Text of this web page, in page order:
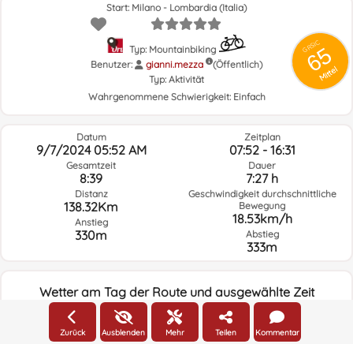
GRSIC
65
Mittel
Start: Milano - Lombardia (Italia)
Typ: Mountainbiking
Benutzer:
gianni.mezza
(Öffentlich)
Typ: Aktivität
Wahrgenommene Schwierigkeit: Einfach
Datum
9/7/2024 05:52 AM
Gesamtzeit
8:39
Distanz
138.32Km
Anstieg
330m
Zeitplan
07:52 - 16:31
Dauer
7:27 h
Geschwindigkeit durchschnittliche
Bewegung
18.53km/h
Abstieg
333m
Wetter am Tag der Route und ausgewählte Zeit
05:00
Zurück Ausblenden Mehr Teilen Kommentar